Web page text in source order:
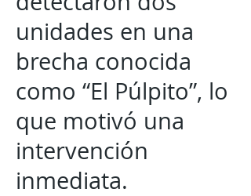
unidades en una
brecha conocida
como “El Púlpito”, lo
que motivó una
intervención
inmediata.